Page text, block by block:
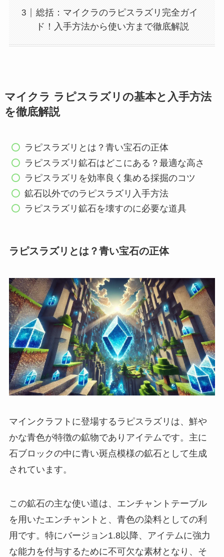
総括：マイクラのラピスラズリ完全ガイ
ド！入手方法から使い方まで徹底解説
マイクラ ラピスラズリの基本と入手方法
を徹底解説
ラピスラズリとは？青い宝石の正体
ラピスラズリ鉱石はどこにある？最適な高さ
ラピスラズリを効率良く集める採掘のコツ
鉱石以外でのラピスラズリ入手方法
ラピスラズリ鉱石を壊すのに必要な道具
ラピスラズリとは？青い宝石の正体
マインクラフトに登場するラピスラズリは、鮮や
かな青色が特徴の鉱物でありアイテムです。主に
石ブロックの中に青い斑点模様の鉱石として生成
されています。
この鉱石の主な使い道は、エンチャントテーブル
を用いたエンチャントと、青色の染料としての利
用です。特にバージョン1.8以降、アイテムに強力
な能力を付与するために不可欠な素材となり、そ